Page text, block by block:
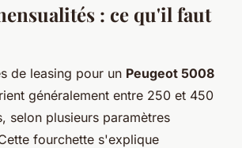
: ce qu'il faut
de leasing pour un Peugeot 5008
généralement entre 250 et 450
selon plusieurs paramètres
fourchette s'explique